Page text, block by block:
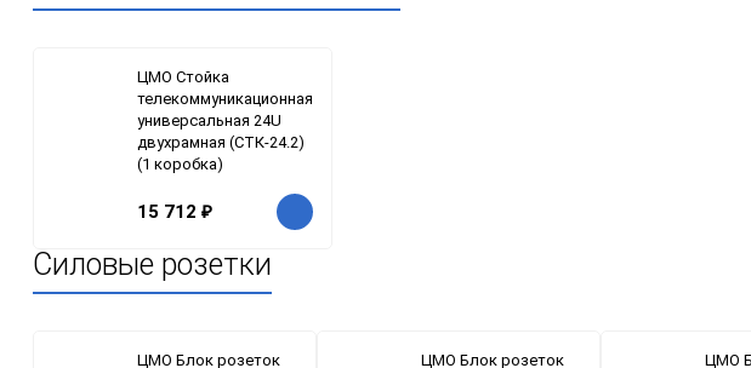
ЦМО Стойка
телекоммуникационная
универсальная 24U
двухрамная (СТК-24.2)
(1 коробка)
15 712 ₽
Силовые розетки
ЦМО Блок розеток
ЦМО Блок розеток
ЦМО